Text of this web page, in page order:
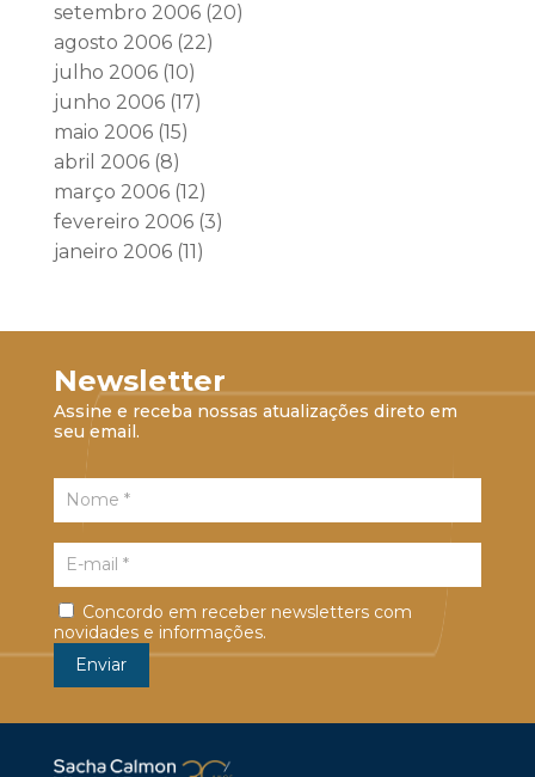
setembro 2006(20)
agosto 2006(22)
julho 2006(10)
junho 2006(17)
maio 2006(15)
abril 2006(8)
março 2006(12)
fevereiro 2006(3)
janeiro 2006(11)
Newsletter
Assine e receba nossas atualizações direto em
seu email.
Concordo em receber newsletters com
novidades e informações.